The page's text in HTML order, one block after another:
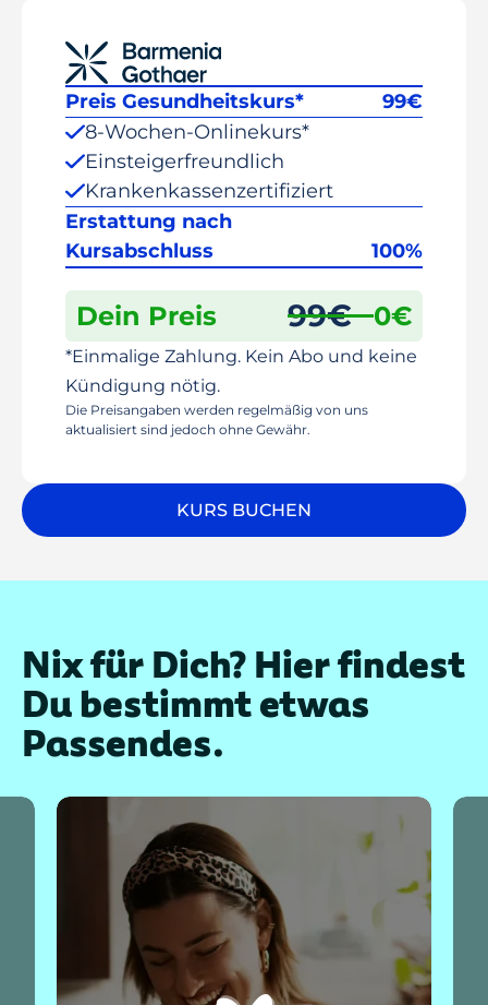
Preis Gesundheitskurs* 99€
8-Wochen-Onlinekurs*
Einsteigerfreundlich
Krankenkassenzertifiziert
Erstattung nach
Kursabschluss
100%
Dein Preis 99€ 0€
*Einmalige Zahlung. Kein Abo und keine
Kündigung nötig.
Die Preisangaben werden regelmäßig von uns
aktualisiert sind jedoch ohne Gewähr.
KURS BUCHEN
Nix für Dich? Hier findest
Du bestimmt etwas
Passendes.